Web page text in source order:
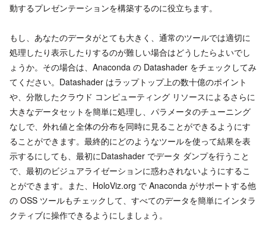
動するプレゼンテーションを構築するのに役立ちます。
もし、あなたのデータがとても大きく、通常のツールでは適切に
処理したり表示したりするのが難しい場合はどうしたらよいでし
ょうか。その場合は、Anaconda の Datashader をチェックしてみ
てください。Datashader はラップトップ上の数十億のポイント
や、分散したクラウド コンピューティング リソースによるさらに
大きなデータセットを簡単に処理し、パラメータのチューニング
なしで、外れ値と全体の分布を同時に見ることができるようにす
ることができます。最終的にどのようなツールを使って結果を表
示するにしても、最初にDatashader でデータ ダンプを行うこと
で、最初のビジュアライゼーションに惑わされないようにするこ
とができます。また、HoloViz.org で Anaconda がサポートする他
の OSS ツールもチェックして、すべてのデータを簡単にインタラ
クティブに操作できるようにしましょう。